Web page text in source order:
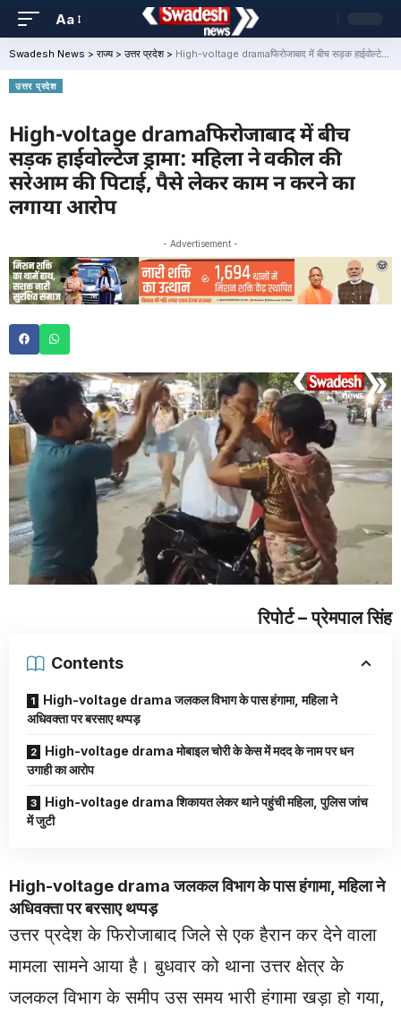
Aa
Swadesh News > राज्य> उत्तर प्रदेश> High-voltage dramaफिरोजाबाद में बीच सड़क हाईवोल्टेज ड्रामा: महिला ने वकील की सरेआम की पिटाई, पैसे लेकर काम न करने का लगाया आरोप
उत्तर प्रदेश
High-voltage dramaफिरोजाबाद में बीच
सड़क हाईवोल्टेज ड्रामा: महिला ने वकील की
सरेआम की पिटाई, पैसे लेकर काम न करने का
लगाया आरोप
- Advertisement -
रिपोर्ट – प्रेमपाल सिंह
Contents
High-voltage drama जलकल विभाग के पास हंगामा, महिला ने
अधिवक्ता पर बरसाए थप्पड़
High-voltage drama मोबाइल चोरी के केस में मदद के नाम पर धन
उगाही का आरोप
High-voltage drama शिकायत लेकर थाने पहुंची महिला, पुलिस जांच
में जुटी
High-voltage drama जलकल विभाग के पास हंगामा, महिला ने
अधिवक्ता पर बरसाए थप्पड़
उत्तर प्रदेश के फिरोजाबाद जिले से एक हैरान कर देने वाला
मामला सामने आया है। बुधवार को थाना उत्तर क्षेत्र के
जलकल विभाग के समीप उस समय भारी हंगामा खड़ा हो गया,